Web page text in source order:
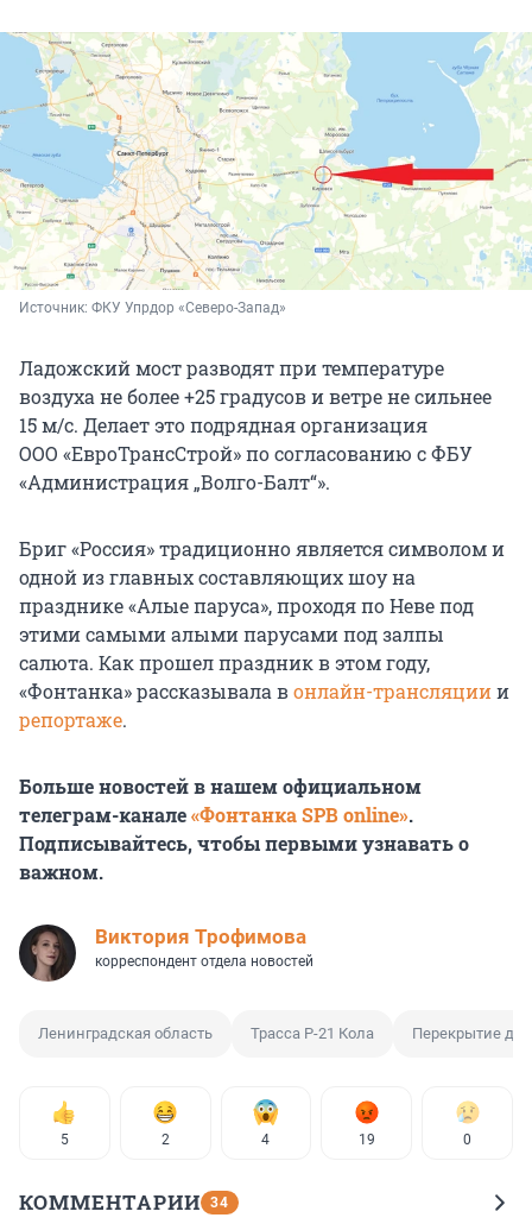
Источник: ФКУ Упрдор «Северо-Запад»
Ладожский мост разводят при температуре
воздуха не более +25 градусов и ветре не сильнее
15 м/с. Делает это подрядная организация
ООО «ЕвроТрансСтрой» по согласованию с ФБУ
«Администрация „Волго-Балт“».
Бриг «Россия» традиционно является символом и
одной из главных составляющих шоу на
празднике «Алые паруса», проходя по Неве под
этими самыми алыми парусами под залпы
салюта. Как прошел праздник в этом году,
«Фонтанка» рассказывала вонлайн-трансляциии
репортаже.
Больше новостей в нашем официальном
телеграм-канале«Фонтанка SPB online».
Подписывайтесь, чтобы первыми узнавать о
важном.
Виктория Трофимова
корреспондент отдела новостей
Ленинградская область Трасса Р-21 Кола Перекрытие
5 2 4 19 0
КОММЕНТАРИИ 34